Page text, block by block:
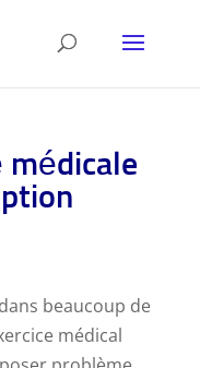
médicale
beaucoup de
médical